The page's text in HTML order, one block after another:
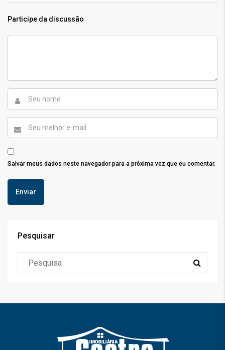
Participe da discussão
Salvar meus dados neste navegador para a próxima vez que eu comentar.
Pesquisar